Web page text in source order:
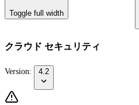
Toggle full width
クラウド セキュリティ
Version: 4.2